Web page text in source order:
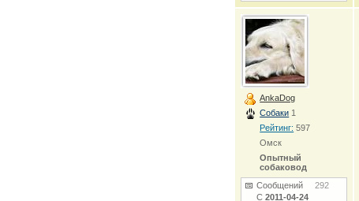
AnkaDog
Собаки 1
Рейтинг: 597
Омск
Опытный
собаковод
Сообщений292
С2011-04-24